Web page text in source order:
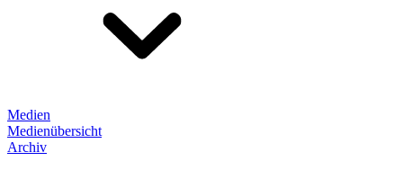
Medien
Medienübersicht
Archiv